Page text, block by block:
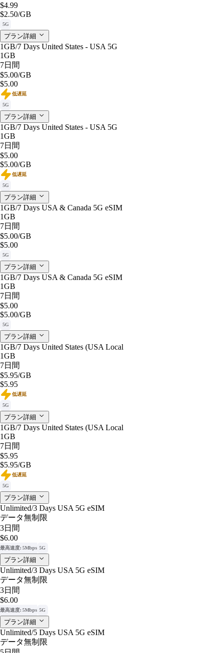
$4.99
$2.50/GB
5G
プラン詳細
1GB/7 Days United States - USA 5G
1GB
7日間
$5.00/GB
$5.00
低遅延
5G
プラン詳細
1GB/7 Days United States - USA 5G
1GB
7日間
$5.00
$5.00/GB
低遅延
5G
プラン詳細
1GB/7 Days USA & Canada 5G eSIM
1GB
7日間
$5.00/GB
$5.00
5G
プラン詳細
1GB/7 Days USA & Canada 5G eSIM
1GB
7日間
$5.00
$5.00/GB
5G
プラン詳細
1GB/7 Days United States (USA Local
1GB
7日間
$5.95/GB
$5.95
低遅延
5G
プラン詳細
1GB/7 Days United States (USA Local
1GB
7日間
$5.95
$5.95/GB
低遅延
5G
プラン詳細
Unlimited/3 Days USA 5G eSIM
データ無制限
3日間
$6.00
最高速度: 5Mbps 5G
プラン詳細
Unlimited/3 Days USA 5G eSIM
データ無制限
3日間
$6.00
最高速度: 5Mbps 5G
プラン詳細
Unlimited/5 Days USA 5G eSIM
データ無制限